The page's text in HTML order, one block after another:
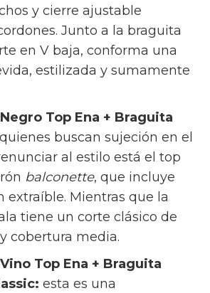
y cierre ajustable
Junto a la braguita
en V baja, conforma una
estilizada y sumamente
Top Ena + Braguita
buscan sujeción en el
al estilo está el top
balconette, que incluye
extraíble. Mientras que la
tiene un corte clásico de
cobertura media.
Top Ena + Braguita
esta es una